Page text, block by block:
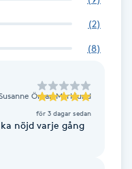
(2)
(8)
Öman Marklund
för 3 dagar sedan
nöjd varje gång